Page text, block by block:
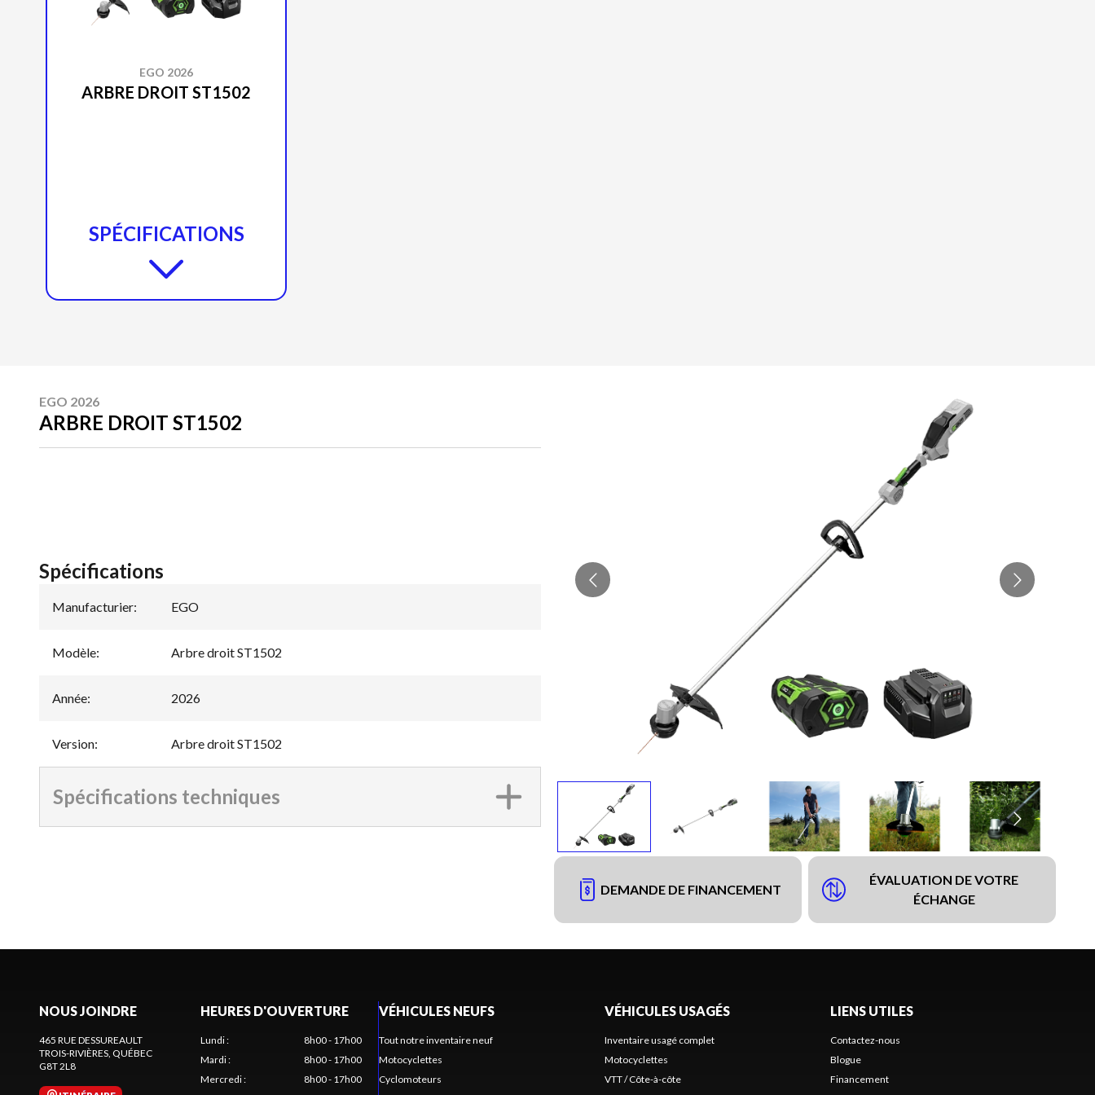
EGO 2026
ARBRE DROIT ST1502
SPÉCIFICATIONS
EGO 2026
ARBRE DROIT ST1502
DEMANDE DE FINANCEMENT
ÉVALUATION DE VOTRE
ÉCHANGE
Spécifications
Manufacturier: EGO
Modèle: Arbre droit ST1502
Année: 2026
Version: Arbre droit ST1502
Spécifications techniques
NOUS JOINDRE
465 RUE DESSUREAULT
TROIS-RIVIÈRES, QUÉBEC
G8T 2L8
HEURES D'OUVERTURE
Lundi:
8h00 - 17h00
Mardi:
8h00 - 17h00
Mercredi:
8h00 - 17h00
VÉHICULES NEUFS
Tout notre inventaire neuf
Motocyclettes
Cyclomoteurs
VÉHICULES USAGÉS
Inventaire usagé complet
Motocyclettes
VTT / Côte-à-côte
LIENS UTILES
Contactez-nous
Blogue
Financement